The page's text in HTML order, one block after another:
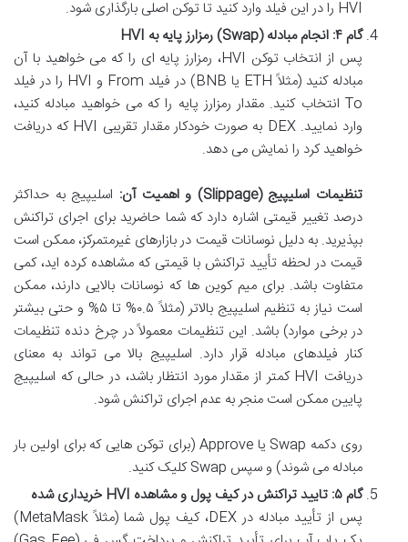
HVI را در این فیلد وارد کنید تا توکن اصلی بارگذاری شود.
گام ۴: انجام مبادله (Swap) رمزارز پایه به HVI
پس از انتخاب توکن HVI، رمزارز پایه ای را که می خواهید با آن
مبادله کنید (مثلاً ETH یا BNB) در فیلد From و HVI را در فیلد
To انتخاب کنید. مقدار رمزارز پایه را که می خواهید مبادله کنید،
وارد نمایید. DEX به صورت خودکار مقدار تقریبی HVI که دریافت
خواهید کرد را نمایش می دهد.
تنظیمات اسلیپیج (Slippage) و اهمیت آن:
اسلیپیج به حداکثر
درصد تغییر قیمتی اشاره دارد که شما حاضرید برای اجرای تراکنش
بپذیرید. به دلیل نوسانات قیمت در بازارهای غیرمتمرکز، ممکن است
قیمت در لحظه تأیید تراکنش با قیمتی که مشاهده کرده اید، کمی
متفاوت باشد. برای میم کوین ها که نوسانات بالایی دارند، ممکن
است نیاز به تنظیم اسلیپیج بالاتر (مثلاً ۰.۵% تا ۵% و حتی بیشتر
در برخی موارد) باشد. این تنظیمات معمولاً در چرخ دنده تنظیمات
کنار فیلدهای مبادله قرار دارد. اسلیپیج بالا می تواند به معنای
دریافت HVI کمتر از مقدار مورد انتظار باشد، در حالی که اسلیپیج
پایین ممکن است منجر به عدم اجرای تراکنش شود.
روی دکمه Swap یا Approve (برای توکن هایی که برای اولین بار
مبادله می شوند) و سپس Swap کلیک کنید.
گام ۵: تایید تراکنش در کیف پول و مشاهده HVI خریداری شده
پس از تأیید مبادله در DEX، کیف پول شما (مثلاً MetaMask)